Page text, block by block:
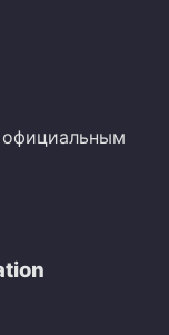
официальным